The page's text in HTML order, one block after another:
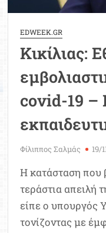
EDWEEK.GR
Κικίλιας:
covid-19 –
Φίλιππος Σαλμάς 19/
Η κατάσταση που
τεράστια απειλή
είπε ο υπουργός
τονίζοντας με